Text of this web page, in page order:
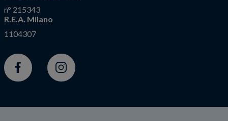
n° 215343
R.E.A. Milano
1104307
Facebook Instagram